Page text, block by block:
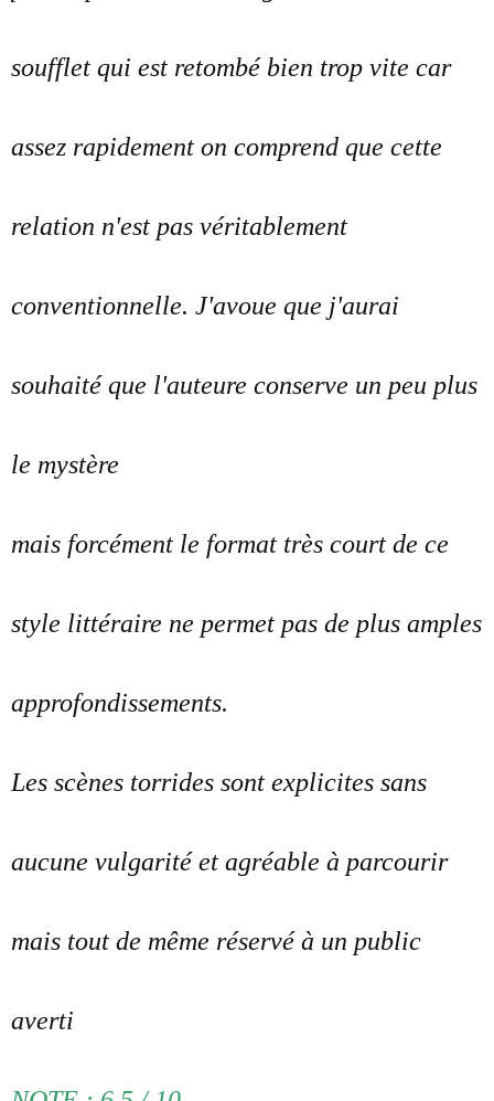
soufflet qui est retombé bien trop vite car
assez rapidement on comprend que cette
relation n'est pas véritablement
conventionnelle. J'avoue que j'aurai
souhaité que l'auteure conserve un peu plus
le mystère
mais forcément le format très court de ce
style littéraire ne permet pas de plus amples
approfondissements.
Les scènes torrides sont explicites sans
aucune vulgarité et agréable à parcourir
mais tout de même réservé à un public
averti